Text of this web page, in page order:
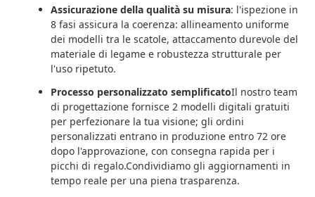
Assicurazione della qualità su misura: l'ispezione in
8 fasi assicura la coerenza: allineamento uniforme
dei modelli tra le scatole, attaccamento durevole del
materiale di legame e robustezza strutturale per
l'uso ripetuto.
Processo personalizzato semplificatoIl nostro team
di progettazione fornisce 2 modelli digitali gratuiti
per perfezionare la tua visione; gli ordini
personalizzati entrano in produzione entro 72 ore
dopo l'approvazione, con consegna rapida per i
picchi di regalo.Condividiamo gli aggiornamenti in
tempo reale per una piena trasparenza.